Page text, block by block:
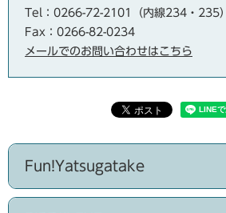
Tel：0266-72-2101（内線234・235）
Fax：0266-82-0234
メールでのお問い合わせはこちら
Fun!Yatsugatake